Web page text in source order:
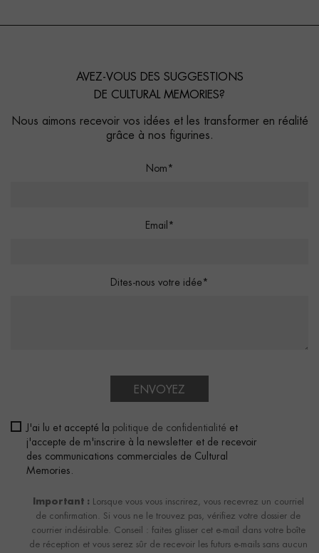
AVEZ-VOUS DES SUGGESTIONS
DE CULTURAL MEMORIES?
Nous aimons recevoir vos idées et les transformer en réalité
grâce à nos figurines.
Nom*
Email*
Dites-nous votre idée*
ENVOYEZ
J'ai lu et accepté la politique de confidentialité et
j'accepte de m'inscrire à la newsletter et de recevoir
des communications commerciales de Cultural
Memories.
Important : Lorsque vous vous inscrirez, vous recevrez un courriel
de confirmation. Si vous ne le trouvez pas, vérifiez votre dossier de
courrier indésirable. Conseil : faites glisser cet e-mail dans votre boîte
de réception et vous serez sûr de recevoir les futurs e-mails sans aucun